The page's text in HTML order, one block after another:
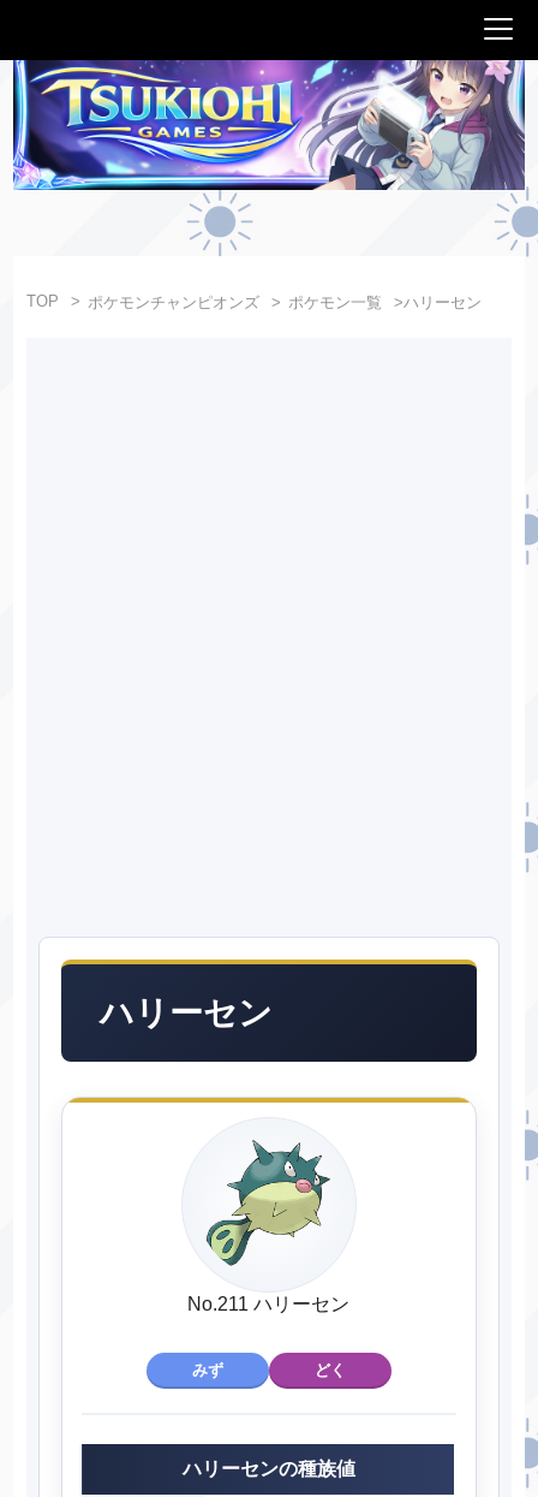
TOP ポケモンチャンピオンズ ポケモン一覧 ハリーセン
ハリーセン
No.211 ハリーセン
みず どく
ハリーセンの種族値